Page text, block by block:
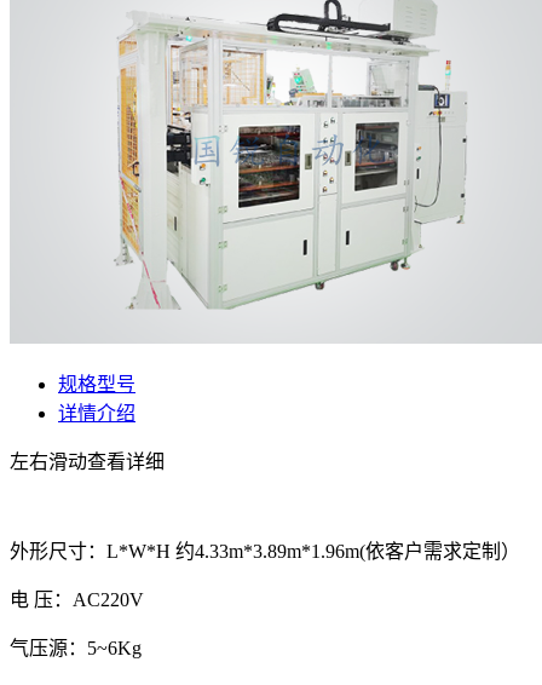
规格型号
详情介绍
左右滑动查看详细
外形尺寸：L*W*H 约4.33m*3.89m*1.96m(依客户需求定制）
电 压：AC220V
气压源：5~6Kg